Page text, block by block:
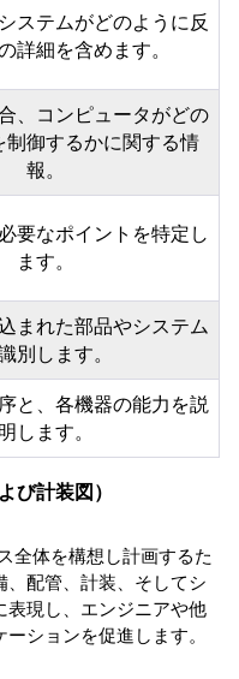
ステムがどのように反
詳細を含めます。
、コンピュータがどの
制御するかに関する情
報。
要なポイントを特定し
ます。
まれた部品やシステム
別します。
と、各機器の能力を説
明します。
び計装図）
全体を構想し計画するた
、配管、計装、そしてシ
表現し、エンジニアや他
ションを促進します。